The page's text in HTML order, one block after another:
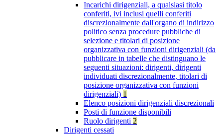
Incarichi dirigenziali, a qualsiasi titolo
conferiti, ivi inclusi quelli conferiti
discrezionalmente dall'organo di indirizzo
politico senza procedure pubbliche di
selezione e titolari di posizione
organizzativa con funzioni dirigenziali (da
pubblicare in tabelle che distinguano le
seguenti situazioni: dirigenti, dirigenti
individuati discrezionalmente, titolari di
posizione organizzativa con funzioni
dirigenziali) 1
Elenco posizioni dirigenziali discrezionali
Posti di funzione disponibili
Ruolo dirigenti 2
Dirigenti cessati